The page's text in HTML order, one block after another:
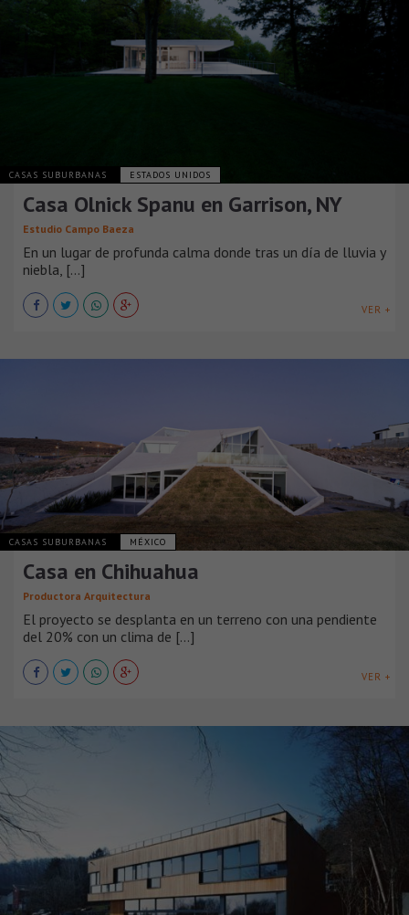
CASAS SUBURBANAS ESTADOS UNIDOS
Casa Olnick Spanu en Garrison, NY
Estudio Campo Baeza
En un lugar de profunda calma donde tras un día de lluvia y
niebla, [...]
VER +
CASAS SUBURBANAS MÉXICO
Casa en Chihuahua
Productora Arquitectura
El proyecto se desplanta en un terreno con una pendiente
del 20% con un clima de [...]
VER +